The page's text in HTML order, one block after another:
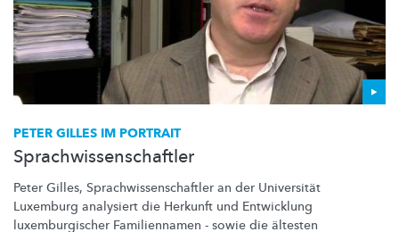
PETER GILLES IM PORTRAIT
Sprachwissenschaftler
Peter Gilles, Sprachwissenschaftler an der Universität
Luxemburg analysiert die Herkunft und Entwicklung
luxemburgischer Familiennamen - sowie die ältesten